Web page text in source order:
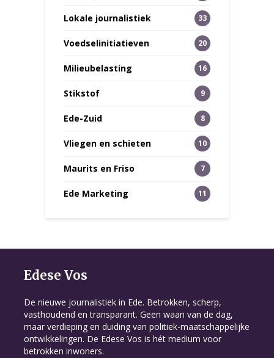
Lokale journalistiek 33
Voedselinitiatieven 20
Milieubelasting 16
Stikstof 9
Ede-Zuid 8
Vliegen en schieten 10
Maurits en Friso 7
Ede Marketing 11
Edese Vos
De nieuwe journalistiek in Ede. Betrokken, scherp,
vasthoudend en transparant. Geen waan van de dag,
maar verdieping en duiding van politiek-maatschappelijke
ontwikkelingen. De Edese Vos is hét medium voor
betrokken inwoners.